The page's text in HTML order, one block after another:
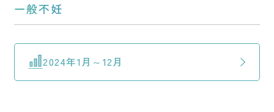
一般不妊
2024年1月～12月